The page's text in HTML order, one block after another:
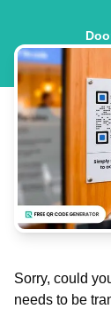
Sorry, could
needs to be